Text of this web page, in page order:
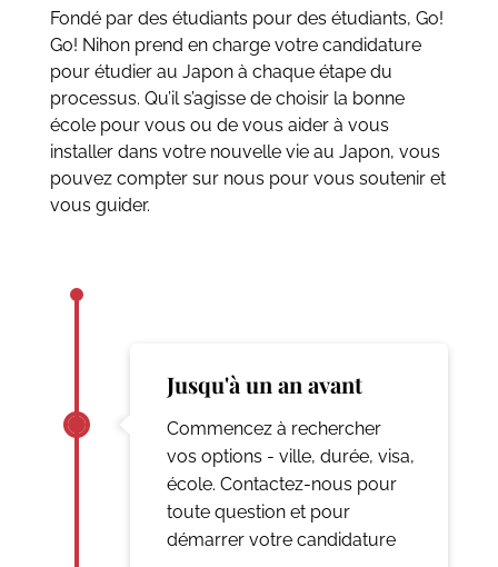
Fondé par des étudiants pour des étudiants, Go!
Go! Nihon prend en charge votre candidature
pour étudier au Japon à chaque étape du
processus. Qu’il s’agisse de choisir la bonne
école pour vous ou de vous aider à vous
installer dans votre nouvelle vie au Japon, vous
pouvez compter sur nous pour vous soutenir et
vous guider.
Jusqu'à un an avant
Commencez à rechercher
vos options - ville, durée, visa,
école. Contactez-nous pour
toute question et pour
démarrer votre candidature